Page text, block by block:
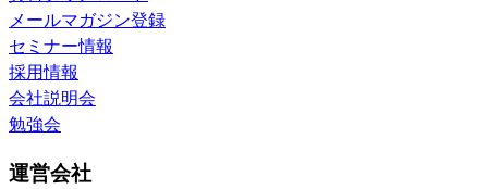
メールマガジン登録
セミナー情報
採用情報
会社説明会
勉強会
運営会社